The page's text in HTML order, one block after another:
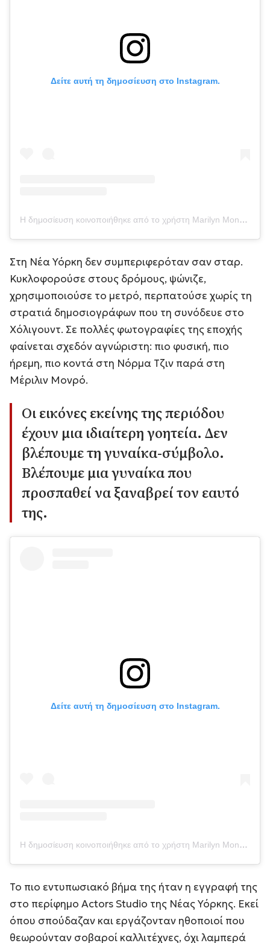
Δείτε αυτή τη δημοσίευση στο Instagram.
Η δημοσίευση κοινοποιήθηκε από το χρήστη Marilyn Monroe (@marilynmonroe)
Στη Νέα Υόρκη δεν συμπεριφερόταν σαν σταρ.
Κυκλοφορούσε στους δρόμους, ψώνιζε,
χρησιμοποιούσε το μετρό, περπατούσε χωρίς τη
στρατιά δημοσιογράφων που τη συνόδευε στο
Χόλιγουντ. Σε πολλές φωτογραφίες της εποχής
φαίνεται σχεδόν αγνώριστη: πιο φυσική, πιο
ήρεμη, πιο κοντά στη Νόρμα Τζιν παρά στη
Μέριλιν Μονρό.
Οι εικόνες εκείνης της περιόδου
έχουν μια ιδιαίτερη γοητεία. Δεν
βλέπουμε τη γυναίκα-σύμβολο.
Βλέπουμε μια γυναίκα που
προσπαθεί να ξαναβρεί τον εαυτό
της.
Δείτε αυτή τη δημοσίευση στο Instagram.
Η δημοσίευση κοινοποιήθηκε από το χρήστη Marilyn Monroe (@marilynmonroe)
Το πιο εντυπωσιακό βήμα της ήταν η εγγραφή της
στο περίφημο Actors Studio της Νέας Υόρκης. Εκεί
όπου σπούδαζαν και εργάζονταν ηθοποιοί που
θεωρούνταν σοβαροί καλλιτέχνες, όχι λαμπερά